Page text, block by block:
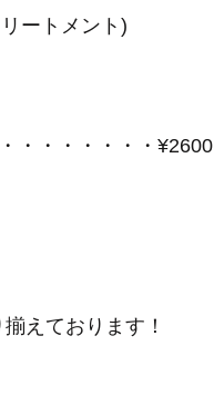
ートメント)
・・・・・・・¥2600
えております！